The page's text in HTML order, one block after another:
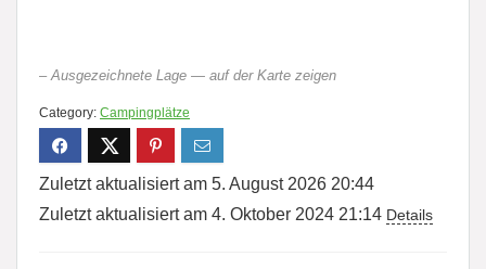
– Ausgezeichnete Lage — auf der Karte zeigen
Category: Campingplätze
Zuletzt aktualisiert am 5. August 2026 20:44
Zuletzt aktualisiert am 4. Oktober 2024 21:14 Details